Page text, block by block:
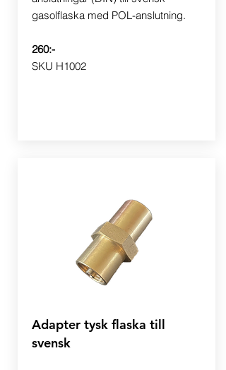
gasolflaska med POL-anslutning.
260:-
SKU H1002
Adapter tysk flaska till
svensk